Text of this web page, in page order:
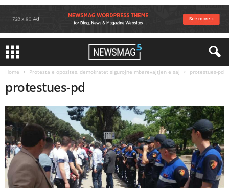
Home Protesta e opozites, demokratet sigurojne mbarevajtjen e saj protestues-pd
protestues-pd